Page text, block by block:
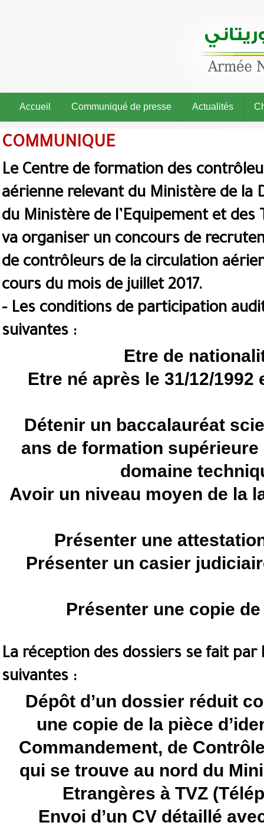
Accueil Communiqué de presse Actualités
COMMUNIQUE
Le Centre de formation des
aérienne relevant du Ministère de la
du Ministère de l’Equipement et des
va organiser un concours de
de contrôleurs de la circulation
cours du mois de juillet 2017.
- Les conditions de participation
suivantes :
Etre de
Etre né après le 31/12/1992
Détenir un baccalauréat
ans de formation
domaine
Avoir un niveau moyen de la
Présenter une
Présenter un casier
Présenter une copie
La réception des dossiers se fait par
suivantes :
Dépôt d’un dossier réduit
une copie de la pièce
Commandement, de
qui se trouve au nord du
Etrangères à TVZ
Envoi d’un CV détaillé